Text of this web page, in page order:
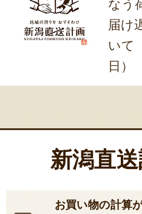
ョ
なう
届け
いて
日）
新潟直
お買い物の計算